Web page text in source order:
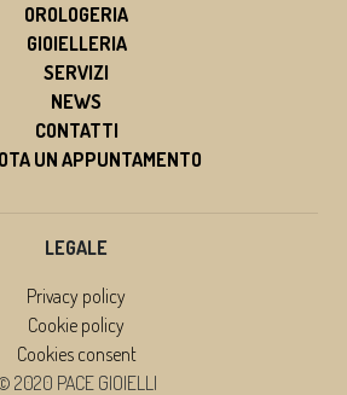
OROLOGERIA
GIOIELLERIA
SERVIZI
NEWS
CONTATTI
UN APPUNTAMENTO
LEGALE
Privacy policy
Cookie policy
Cookies consent
2020 PACE GIOIELLI